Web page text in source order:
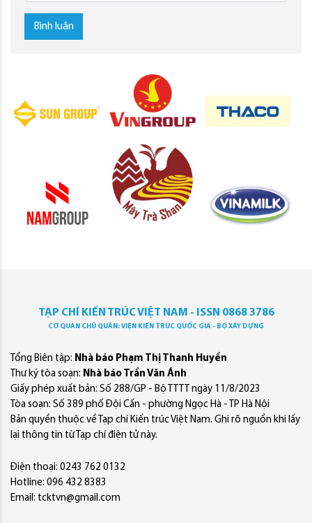
Bình luận
TẠP CHÍ KIẾN TRÚC VIỆT NAM - ISSN 0868 3786
CƠ QUAN CHỦ QUẢN: VIỆN KIẾN TRÚC QUỐC GIA - BỘ XÂY DỰNG
Tổng Biên tập: Nhà báo Phạm Thị Thanh Huyền
Thư ký tòa soạn: Nhà báo Trần Văn Ánh
Giấy phép xuất bản: Số 288/GP - Bộ TTTT ngày 11/8/2023
Tòa soạn: Số 389 phố Đội Cấn - phường Ngọc Hà - TP Hà Nội
Bản quyền thuộc về Tạp chí Kiến trúc Việt Nam. Ghi rõ nguồn khi lấy
lại thông tin từ Tạp chí điện tử này.
Điện thoại: 0243 762 0132
Hotline: 096 432 8383
Email: tcktvn@gmail.com